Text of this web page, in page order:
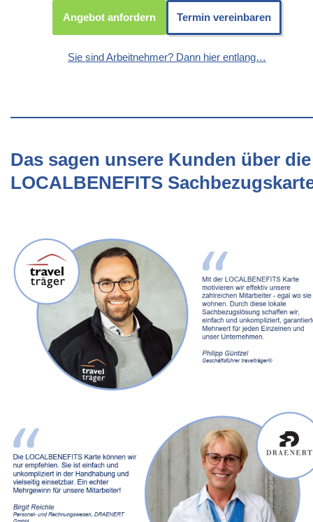
Angebot anfordern Termin vereinbaren
Sie sind Arbeitnehmer? Dann hier entlang…
Das sagen unsere Kunden über die
LOCALBENEFITS